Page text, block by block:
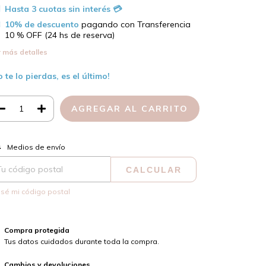
10% de descuento pagando con Transferencia
10 % OFF (24 hs de reserva)
más detalles
te lo pierdas, es el último!
para el CP:
Medios de envío
CALCULAR
sé mi código postal
Compra protegida
Tus datos cuidados durante toda la compra.